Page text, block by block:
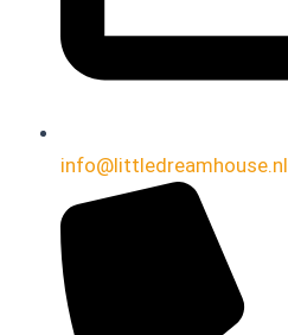
info@littledreamhouse.nl